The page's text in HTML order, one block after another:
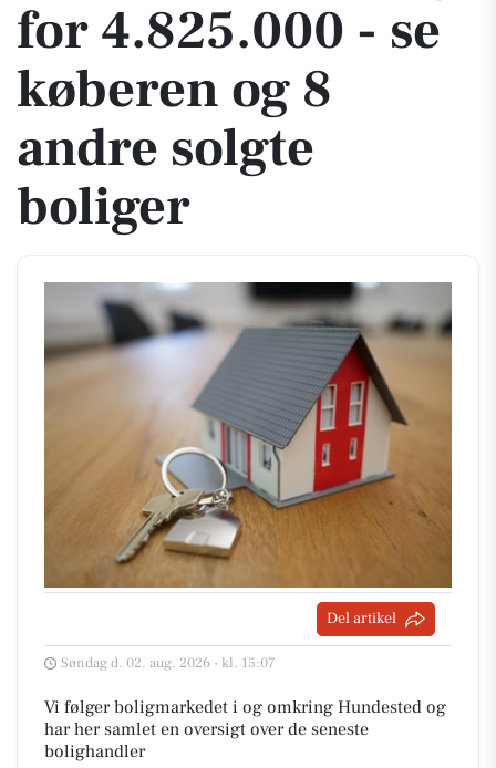
for 4.825.000 - se
køberen og 8
andre solgte
boliger
Del artikel
Søndag d. 02. aug. 2026 - kl. 15:07
Vi følger boligmarkedet i og omkring Hundested og
har her samlet en oversigt over de seneste
bolighandler